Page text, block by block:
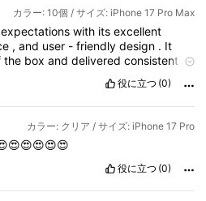
カラー: 10個 / サイズ: iPhone 17 Pro Max
expectationswith itsexcellent
,and user -friendlydesign . It
the boxanddeliveredconsistent
recommenditto
it.
役に立つ (0)
カラー: クリア / サイズ: iPhone 17 Pro
役に立つ (0)